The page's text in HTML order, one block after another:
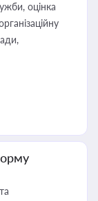
оцінка